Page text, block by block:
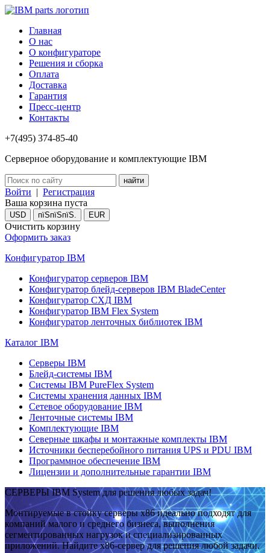
Главная
О нас
О конфигураторе
Решения и сборка
Оплата
Доставка
Гарантия
Пресс-центр
Контакты
+7(495) 374-85-40
Серверное оборудование и комплектующие IBM
Войти | Регистрация
Ваша корзина пуста
USD пїЅпїЅпїЅ. EUR
Очистить корзину
Оформить заказ
Конфигуратор IBM
Конфигуратор серверов IBM
Конфигуратор блейд-серверов IBM BladeCenter
Конфигуратор СХД IBM
Конфигуратор IBM Flex System
Конфигуратор ленточных библиотек IBM
Каталог IBM
Серверы IBM
Блейд-системы IBM
Системы IBM PureFlex System
Системы хранения данных IBM
Сетевое оборудование IBM
Ленточные системы IBM
Комплектующие IBM
Северные шкафы и монтажные комплекты IBM
Источники бесперебойного питания UPS и PDU IBM
Программное обеспечение IBM
Лицензии и дополнительные гарантии IBM
СЕРВЕРЫ IBM System для решения любых задач!
Монтируемые в стойку серверы x86 идеально подходят для
компаний малого и среднего бизнеса, выполнения
сегментированных нагрузок и специализированных
приложений. Найдите x86-сервер для решения любой задачи.